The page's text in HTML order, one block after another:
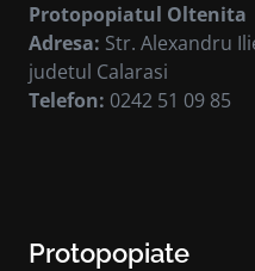
Protopopiatul Oltenita
Adresa: Str. Alexandru
judetul Calarasi
Telefon: 0242 51 09 85
Protopopiate